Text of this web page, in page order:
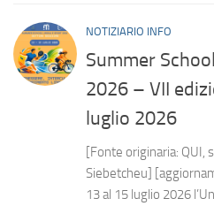
NOTIZIARIO INFO
Summer
2026 – VII
luglio 2026
[Fonte originaria: QUI,
Siebetcheu]
13 al 15 luglio 2026